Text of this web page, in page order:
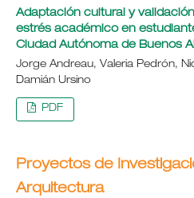
Adaptación cultural y
estrés académico en
Ciudad Autónoma de Buenos
Jorge Andreau, Valeria Pedrón,
Damián Ursino
PDF
Proyectos de
Arquitectura